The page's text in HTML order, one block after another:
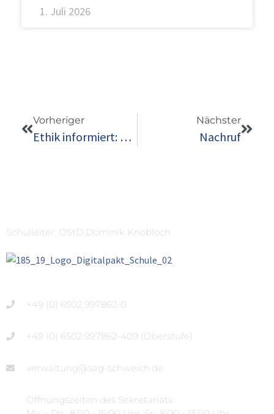
1. Juli 2026
Vorheriger
Ethik informiert: Veranstaltungen und Exkursionen
Nächster
Nachruf
Schulleiter: OStD Dominik Knobloch
+49 (0) 6502 997862-0
+49 (0) 6502 997862-409 (Oberstufe)
verwaltung@sag-schweich.de
Öffnungszeiten des Sekretariats: